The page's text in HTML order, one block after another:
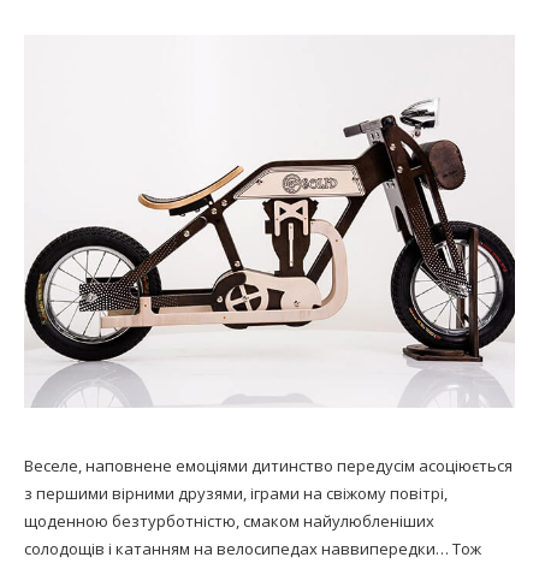
Веселе, наповнене емоціями дитинство передусім асоціюється
з першими вірними друзями, іграми на свіжому повітрі,
щоденною безтурботністю, смаком найулюбленіших
солодощів і катанням на велосипедах наввипередки… Тож